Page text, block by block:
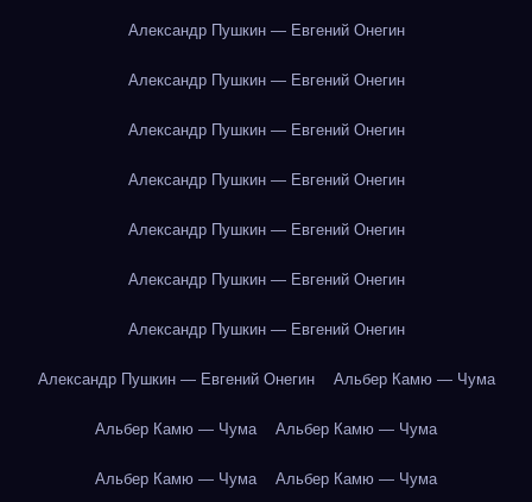
Александр Пушкин — Евгений Онегин
Александр Пушкин — Евгений Онегин
Александр Пушкин — Евгений Онегин
Александр Пушкин — Евгений Онегин
Александр Пушкин — Евгений Онегин
Александр Пушкин — Евгений Онегин
Александр Пушкин — Евгений Онегин
Александр Пушкин — Евгений Онегин Альбер Камю — Чума
Альбер Камю — Чума Альбер Камю — Чума
Альбер Камю — Чума Альбер Камю — Чума